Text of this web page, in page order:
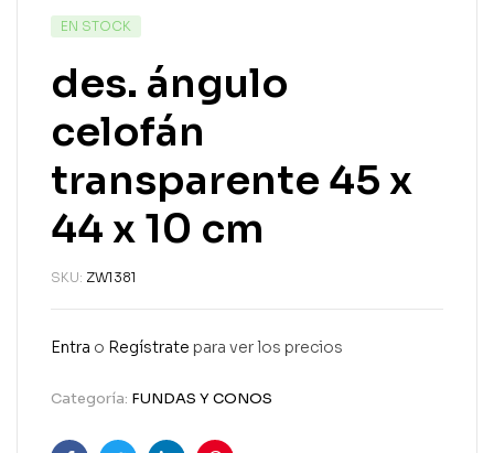
EN STOCK
des. ángulo
celofán
transparente 45 x
44 x 10 cm
SKU: ZW1381
Entra o Regístrate para ver los precios
Categoría: FUNDAS Y CONOS